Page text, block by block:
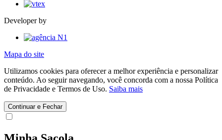
Developer by
Mapa do site
Utilizamos cookies para oferecer a melhor experiência e personalizar
conteúdo. Ao seguir navegando, você concorda com a nossa Política
de Privacidade e Termos de Uso. Saiba mais
Continuar e Fechar